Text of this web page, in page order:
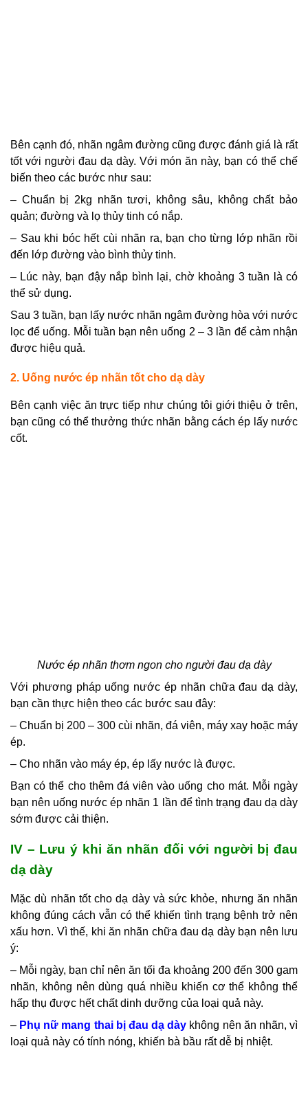
Bên cạnh đó, nhãn ngâm đường cũng được đánh giá là rất
tốt với người đau dạ dày. Với món ăn này, bạn có thể chế
biến theo các bước như sau:
– Chuẩn bị 2kg nhãn tươi, không sâu, không chất bảo
quản; đường và lọ thủy tinh có nắp.
– Sau khi bóc hết cùi nhãn ra, bạn cho từng lớp nhãn rồi
đến lớp đường vào bình thủy tinh.
– Lúc này, bạn đậy nắp bình lại, chờ khoảng 3 tuần là có
thể sử dụng.
Sau 3 tuần, bạn lấy nước nhãn ngâm đường hòa với nước
lọc để uống. Mỗi tuần bạn nên uống 2 – 3 lần để cảm nhận
được hiệu quả.
2. Uống nước ép nhãn tốt cho dạ dày
Bên cạnh việc ăn trực tiếp như chúng tôi giới thiệu ở trên,
bạn cũng có thể thưởng thức nhãn bằng cách ép lấy nước
cốt.
Nước ép nhãn thơm ngon cho người đau dạ dày
Với phương pháp uống nước ép nhãn chữa đau dạ dày,
bạn cần thực hiện theo các bước sau đây:
– Chuẩn bị 200 – 300 cùi nhãn, đá viên, máy xay hoặc máy
ép.
– Cho nhãn vào máy ép, ép lấy nước là được.
Bạn có thể cho thêm đá viên vào uống cho mát. Mỗi ngày
bạn nên uống nước ép nhãn 1 lần để tình trạng đau dạ dày
sớm được cải thiện.
IV – Lưu ý khi ăn nhãn đối với người bị đau
dạ dày
Mặc dù nhãn tốt cho dạ dày và sức khỏe, nhưng ăn nhãn
không đúng cách vẫn có thể khiến tình trạng bệnh trở nên
xấu hơn. Vì thế, khi ăn nhãn chữa đau dạ dày bạn nên lưu
ý:
– Mỗi ngày, bạn chỉ nên ăn tối đa khoảng 200 đến 300 gam
nhãn, không nên dùng quá nhiều khiến cơ thể không thể
hấp thụ được hết chất dinh dưỡng của loại quả này.
– Phụ nữ mang thai bị đau dạ dày không nên ăn nhãn, vì
loại quả này có tính nóng, khiến bà bầu rất dễ bị nhiệt.